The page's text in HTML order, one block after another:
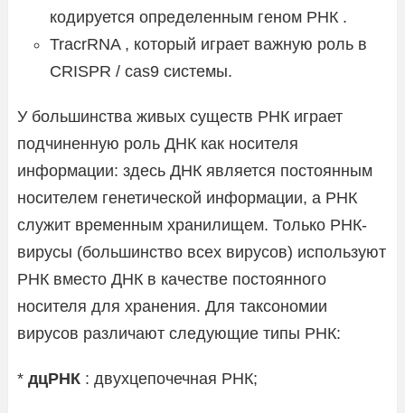
кодируется определенным геном РНК .
TracrRNA , который играет важную роль в
CRISPR / cas9 системы.
У большинства живых существ РНК играет
подчиненную роль ДНК как носителя
информации: здесь ДНК является постоянным
носителем генетической информации, а РНК
служит временным хранилищем. Только РНК-
вирусы (большинство всех вирусов) используют
РНК вместо ДНК в качестве постоянного
носителя для хранения. Для таксономии
вирусов различают следующие типы РНК:
* дцРНК : двухцепочечная РНК;